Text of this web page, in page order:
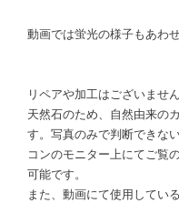
動画では蛍光の様子もあわ
リペアや加工はございません
天然石のため、自然由来の
す。写真のみで判断できな
コンのモニター上にてご覧
可能です。
また、動画にて使用してい